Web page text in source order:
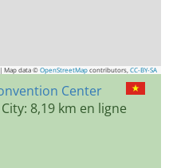
| Map data © OpenStreetMap contributors, CC-BY-SA
Center
8,19 km en ligne